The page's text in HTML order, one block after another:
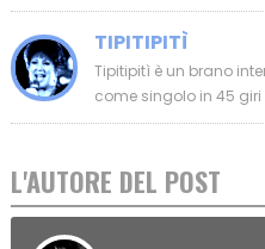
TIPITIPITÌ
Tipitipitì è un brano
come singolo in 45 giri
L'AUTORE DEL POST